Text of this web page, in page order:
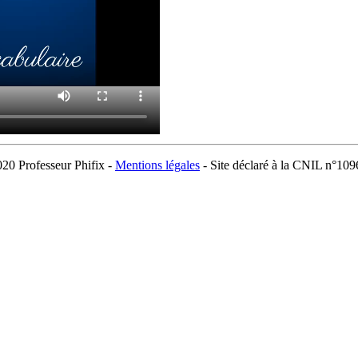
Professeur Phifix - Mentions légales - Site déclaré à la CNIL